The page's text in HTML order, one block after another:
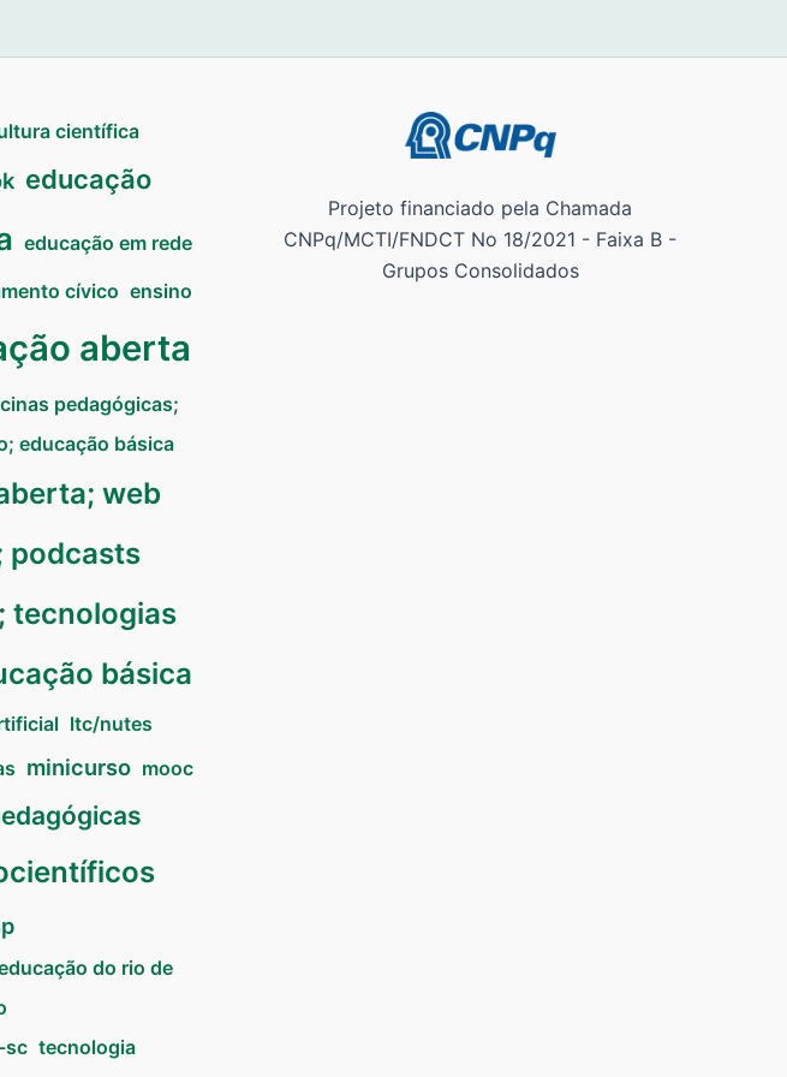
científica
educação
educação em rede
cívico ensino
aberta
pedagógicas;
educação básica
web
podcasts
tecnologias
básica
ltc/nutes
minicurso mooc
do rio de
sc tecnologia
Projeto financiado pela Chamada
CNPq/MCTI/FNDCT No 18/2021 - Faixa B -
Grupos Consolidados